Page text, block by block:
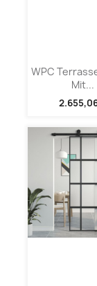
WPC
Mit...